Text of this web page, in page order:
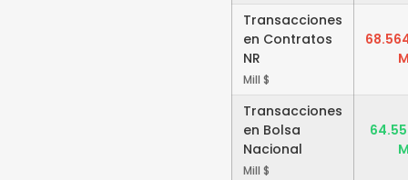
Transacciones
en Contratos
NR
Mill $
Transacciones
en Bolsa
Nacional
Mill $